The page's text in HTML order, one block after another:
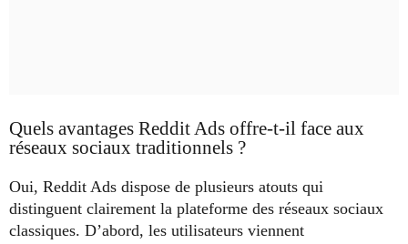
Quels avantages Reddit Ads offre-t-il face aux
réseaux sociaux traditionnels ?
Oui, Reddit Ads dispose de plusieurs atouts qui
distinguent clairement la plateforme des réseaux sociaux
classiques. D’abord, les utilisateurs viennent